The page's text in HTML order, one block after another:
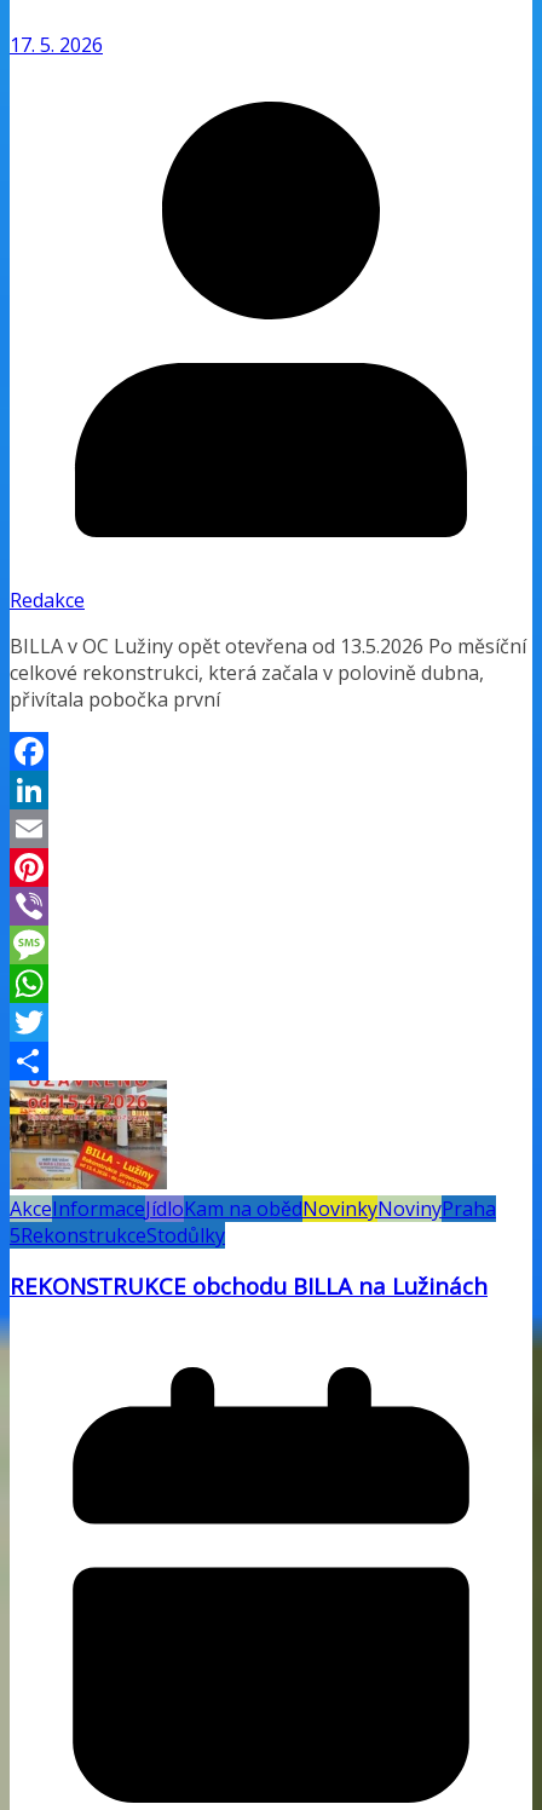
17. 5. 2026
Redakce
BILLA v OC Lužiny opět otevřena od 13.5.2026 Po měsíční
celkové rekonstrukci, která začala v polovině dubna,
přivítala pobočka první
Facebook
LinkedIn
Email
Pinterest
Viber
Message
WhatsApp
Twitter
Share
AkceInformaceJídloKam na obědNovinkyNovinyPraha
5RekonstrukceStodůlky
REKONSTRUKCE obchodu BILLA na Lužinách